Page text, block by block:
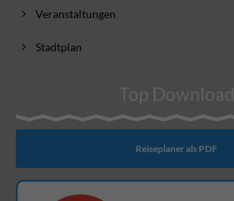
Veranstaltungen
Stadtplan
Top Download
Reiseplaner als PDF